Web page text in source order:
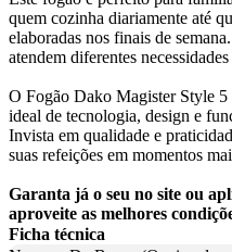
quem cozinha diariamente até
elaboradas nos finais de
atendem diferentes
O Fogão Dako Magister Style
ideal de tecnologia, design e
Invista em qualidade e
suas refeições em momentos
Garanta já o seu no site ou
aproveite as melhores
Ficha técnica